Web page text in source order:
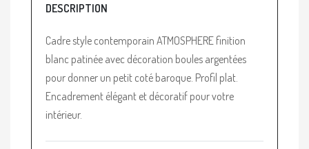
DESCRIPTION
Cadre style contemporain ATMOSPHERE finition
blanc patinée avec décoration boules argentées
pour donner un petit coté baroque. Profil plat.
Encadrement élégant et décoratif pour votre
intérieur.